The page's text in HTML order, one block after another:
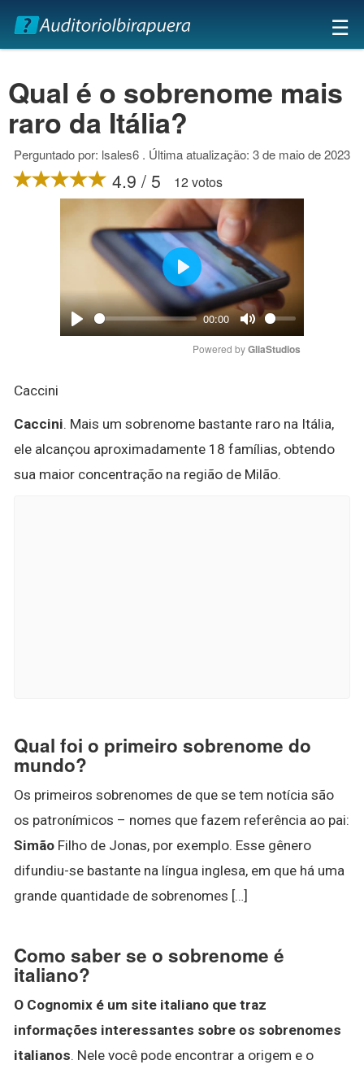
×
☰
Qual é o sobrenome mais
raro da Itália?
Perguntado por: lsales6 . Última atualização: 3 de maio de 2023
4.9 / 5 12 votos
Play
00:00
Mute
Play
Powered by GliaStudios
Caccini
Caccini. Mais um sobrenome bastante raro na Itália,
ele alcançou aproximadamente 18 famílias, obtendo
sua maior concentração na região de Milão.
Qual foi o primeiro sobrenome do
mundo?
Os primeiros sobrenomes de que se tem notícia são
os patronímicos – nomes que fazem referência ao pai:
Simão Filho de Jonas, por exemplo. Esse gênero
difundiu-se bastante na língua inglesa, em que há uma
grande quantidade de sobrenomes […]
Como saber se o sobrenome é
italiano?
O Cognomix é um site italiano que traz
informações interessantes sobre os sobrenomes
italianos. Nele você pode encontrar a origem e o